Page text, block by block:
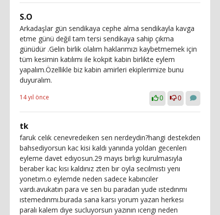
S.O
Arkadaşlar gün sendikaya cephe alma sendikayla kavga
etme günü değil tam tersi sendikaya sahip çıkma
günüdür .Gelin birlik olalım haklarımızı kaybetmemek için
tüm kesimin katılımı ile kokpit kabin birlikte eylem
yapalım.Özellikle biz kabin amirleri ekiplerimize bunu
duyuralım.
14 yıl önce 0 0
tk
faruk celık cenevredeiken sen nerdeydin?hangi destekden
bahsediyorsun kac kisi kaldı yanında yoldan gecenlerı
eyleme davet edıyosun.29 mayıs bırlıgı kurulmasıyla
beraber kac kısı kaldınız zten bır oyla secılmıstı yenı
yonetım.o eylemde neden sadece kabıncıler
vardı.avukatın para ve sen bu paradan yude ıstedınmı
ıstemedınmı.burada sana karsı yorum yazan herkesı
paralı kalem dıye sucluyorsun yazının ıcerıgı neden